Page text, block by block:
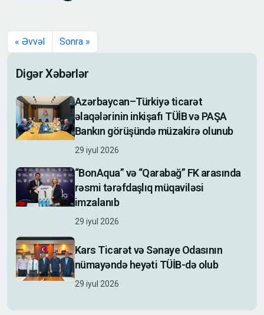
« Əvvəl Sonra »
Digər Xəbərlər
Azərbaycan–Türkiyə ticarət
əlaqələrinin inkişafı TÜİB və PAŞA
Bankın görüşündə müzakirə olunub
29 iyul 2026
“BonAqua” və “Qarabağ” FK arasında
rəsmi tərəfdaşlıq müqaviləsi
imzalanıb
29 iyul 2026
Kars Ticarət və Sənaye Odasının
nümayəndə heyəti TÜİB-də olub
29 iyul 2026